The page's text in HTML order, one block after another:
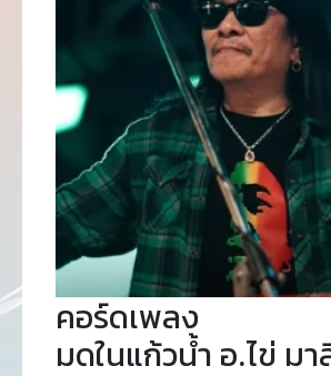
คอร์ดเพลง
มดในแก้วน้ำ อ.ไข่ ม